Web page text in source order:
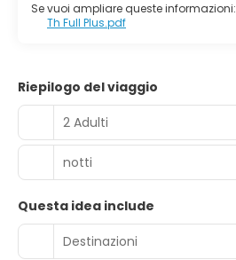
Se vuoi ampliare queste informazioni:
Th Full Plus.pdf
Riepilogo del viaggio
2 Adulti
notti
Questa idea include
Destinazioni